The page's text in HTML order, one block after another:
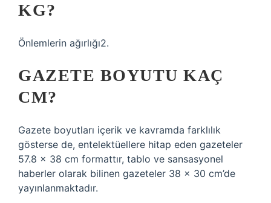
KG?
Önlemlerin ağırlığı2.
GAZETE BOYUTU KAÇ
CM?
Gazete boyutları içerik ve kavramda farklılık
gösterse de, entelektüellere hitap eden gazeteler
57.8 x 38 cm formattır, tablo ve sansasyonel
haberler olarak bilinen gazeteler 38 x 30 cm’de
yayınlanmaktadır.